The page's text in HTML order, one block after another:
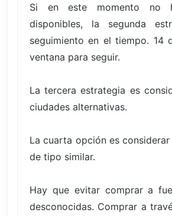
Si en este momento no
disponibles, la segunda
seguimiento en el tiempo. 14
ventana para seguir.
La tercera estrategia es
ciudades alternativas.
La cuarta opción es
de tipo similar.
Hay que evitar comprar a
desconocidas. Comprar a